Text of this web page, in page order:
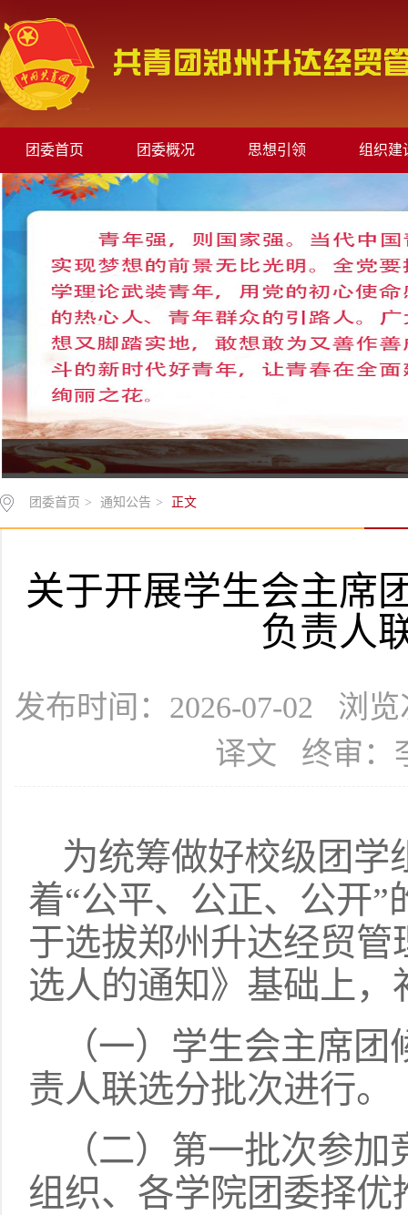
团委首页 团委概况 思想引领 组织建
团委首页 > 通知公告 > 正文
关于开展学生会主席
负责人
发布时间：2026-07-02 浏览
译文 终审：
为统筹做好校级团学
着“公平、公正、公开
于选拔郑州升达经贸
选人的通知》基础上，
（一）学生会主席
责人联选分批次进行。
（二）第一批次参
组织、各学院团委择